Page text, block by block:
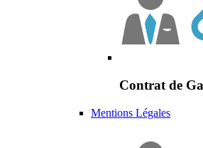
Contrat de
Mentions Légales